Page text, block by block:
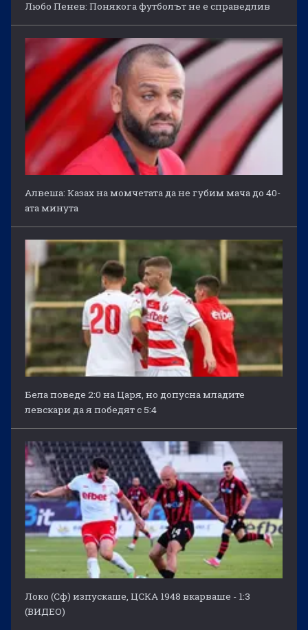
Любо Пенев: Понякога футболът не е справедлив
Алвеша: Казах на момчетата да не губим мача до 40-
ата минута
Бела поведе 2:0 на Царя, но допусна младите
левскари да я победят с 5:4
Локо (Сф) изпускаше, ЦСКА 1948 вкарваше - 1:3
(ВИДЕО)